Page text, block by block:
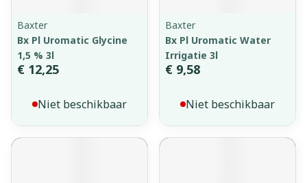
Baxter
Bx Pl Uromatic Glycine
1,5 % 3l
€ 12,25
Niet beschikbaar
Baxter
Bx Pl Uromatic Water
Irrigatie 3l
€ 9,58
Niet beschikbaar